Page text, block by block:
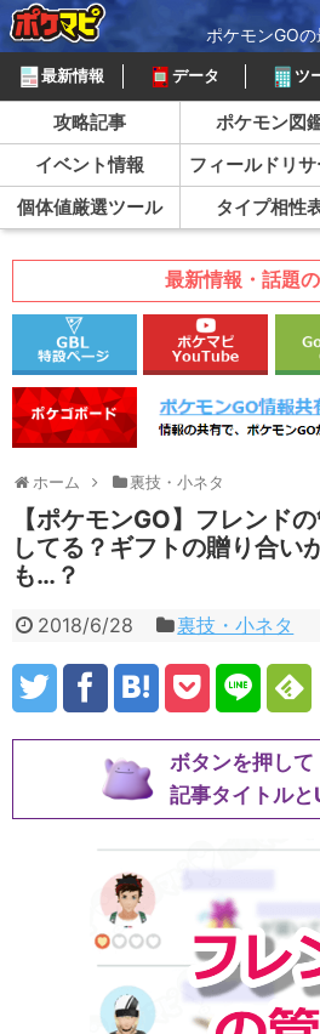
ポケモンGO
最新情報 データ ツ
攻略記事 ポケモン図
イベント情報
フィールドリ
個体値厳選ツール
タイプ相性
最新情報・話題
ホーム 裏技・小ネタ
【ポケモンGO】フレンド
してる？ギフトの贈り合い
も…？
2018/6/28 裏技・小ネタ
ボタンを押して
記事タイトルと